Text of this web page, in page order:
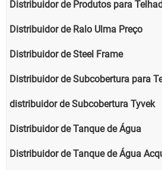
Distribuidor de Produtos para
Distribuidor de Ralo Ulma Preço
Distribuidor de Steel Frame
Distribuidor de Subcobertura para
distribuidor de Subcobertura Tyvek
Distribuidor de Tanque de Água
Distribuidor de Tanque de Água